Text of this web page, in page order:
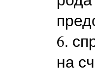
6.
на